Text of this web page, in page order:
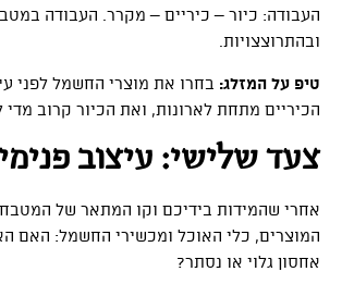
העבודה: כיור – כיריים – מקרר. העבודה
ובהתרוצצויות.
טיפ על המזלג: בחרו את מוצרי החשמל לפני
הכיריים מתחת לארונות, ואת הכיור קרוב מדי
צעד שלישי: עיצוב
אחרי שהמידות בידיכם וקו המתאר של
המוצרים, כלי האוכל ומכשירי החשמל: האם
אחסון גלוי או נסתר?